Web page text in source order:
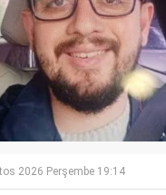
2026 Perşembe 19:14